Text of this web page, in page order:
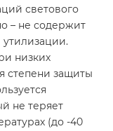
светового
– не содержит
утилизации.
низких
степени защиты
не теряет
(до -40